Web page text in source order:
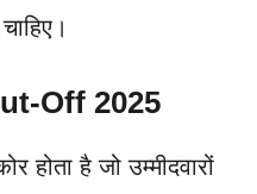
Off 2025
होता है जो उम्मीदवारों